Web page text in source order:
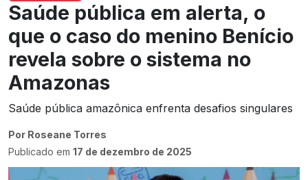
Saúde pública em alerta, o
que o caso do menino Benício
revela sobre o sistema no
Amazonas
Saúde pública amazônica enfrenta desafios singulares
Por Roseane Torres
Publicado em 17 de dezembro de 2025